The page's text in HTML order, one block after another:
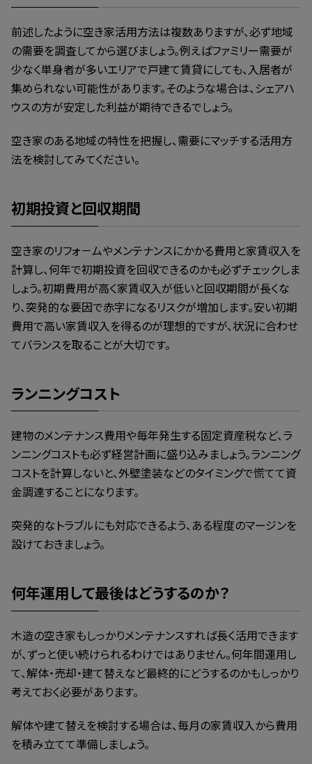
前述したように空き家活用方法は複数ありますが、必ず地域
の需要を調査してから選びましょう。例えばファミリー需要が
少なく単身者が多いエリアで戸建て賃貸にしても、入居者が
集められない可能性があります。そのような場合は、シェアハ
ウスの方が安定した利益が期待できるでしょう。
空き家のある地域の特性を把握し、需要にマッチする活用方
法を検討してみてください。
初期投資と回収期間
空き家のリフォ－ムやメンテナンスにかかる費用と家賃収入を
計算し、何年で初期投資を回収できるのかも必ずチェックしま
しょう。初期費用が高く家賃収入が低いと回収期間が長くな
り、突発的な要因で赤字になるリスクが増加します。安い初期
費用で高い家賃収入を得るのが理想的ですが、状況に合わせ
てバランスを取ることが大切です。
ランニングコスト
建物のメンテナンス費用や毎年発生する固定資産税など、ラ
ンニングコストも必ず経営計画に盛り込みましょう。ランニング
コストを計算しないと、外壁塗装などのタイミングで慌てて資
金調達することになります。
突発的なトラブルにも対応できるよう、ある程度のマージンを
設けておきましょう。
何年運用して最後はどうするのか？
木造の空き家もしっかりメンテナンスすれば長く活用できます
が、ずっと使い続けられるわけではありません。何年間運用し
て、解体・売却・建て替えなど最終的にどうするのかもしっかり
考えておく必要があります。
解体や建て替えを検討する場合は、毎月の家賃収入から費用
を積み立てて準備しましょう。